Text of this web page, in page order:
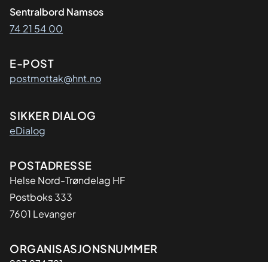
Sentralbord Namsos
74 21 54 00
E-POST
postmottak@hnt.no
SIKKER DIALOG
eDialog
Adresse
POSTADRESSE
Helse Nord-Trøndelag HF
Postboks 333
7601 Levanger
Organisasjon
ORGANISASJONSNUMMER